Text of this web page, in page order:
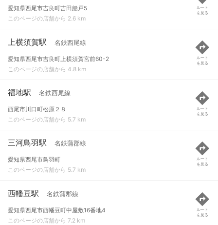
愛知県西尾市吉良町吉田船戸5
このページの店舗から 2.6 km
ルート
を見る
上横須賀駅 名鉄西尾線
愛知県西尾市吉良町上横須賀宮前60-2
このページの店舗から 4.8 km
ルート
を見る
福地駅 名鉄西尾線
西尾市川口町松原２８
このページの店舗から 5.7 km
ルート
を見る
三河鳥羽駅 名鉄蒲郡線
愛知県西尾市鳥羽町
このページの店舗から 5.7 km
ルート
を見る
西幡豆駅 名鉄蒲郡線
愛知県西尾市西幡豆町中屋敷16番地4
このページの店舗から 7.2 km
ルート
を見る